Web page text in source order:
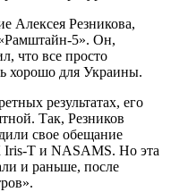
Алексея Резникова,
5». Он,
что все просто
хорошо для Украины.
результатах, его
Так, Резников
свое обещание
Iris-T и NASAMS. Но эта
и раньше, после